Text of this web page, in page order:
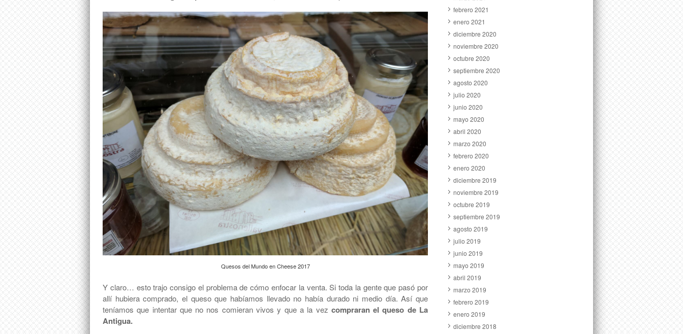
Quesos del Mundo en Cheese 2017
Y claro… esto trajo consigo el problema de cómo enfocar la venta. Si toda la gente que pasó por
allí hubiera comprado, el queso que habíamos llevado no había durado ni medio día. Así que
teníamos que intentar que no nos comieran vivos y que a la vez compraran el queso de La
Antigua.
febrero 2021
enero 2021
diciembre 2020
noviembre 2020
octubre 2020
septiembre 2020
agosto 2020
julio 2020
junio 2020
mayo 2020
abril 2020
marzo 2020
febrero 2020
enero 2020
diciembre 2019
noviembre 2019
octubre 2019
septiembre 2019
agosto 2019
julio 2019
junio 2019
mayo 2019
abril 2019
marzo 2019
febrero 2019
enero 2019
diciembre 2018